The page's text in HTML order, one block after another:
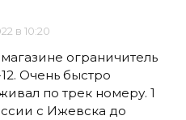
в 10:20
ограничитель
Очень быстро
по трек номеру. 1
с Ижевска до